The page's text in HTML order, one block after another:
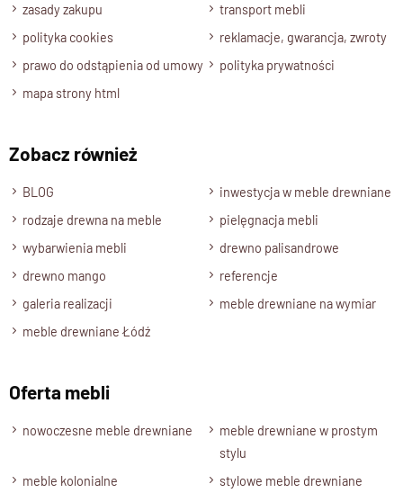
Wyrafinowane Wykończenie
nadaje bibliotece subtelnego blasku, podkreślając
jednocześnie naturalną strukturę drewna. To połączenie
wpisuje się zarówno w klasyczne, jak i nowoczesne wnętrza
Indyjska Biblioteka drewniana ręcznie rzeżbiona, to nie
tylko mebel, ale prawdziwe dzieło sztuki, które wzbogaci
indywidualnego charakteru.
Specyfikacja techniczna modelu
Wykończenie
Lakier półmatowy
Indyjski , orientalny
zasady zakupu
transport mebli
polityka cookies
reklamacje, gwarancja, zwroty
prawo do odstąpienia od umowy
polityka prywatności
mapa strony html
Zobacz również
BLOG
inwestycja w meble drewniane
rodzaje drewna na meble
pielęgnacja mebli
wybarwienia mebli
drewno palisandrowe
drewno mango
referencje
galeria realizacji
meble drewniane na wymiar
meble drewniane Łódź
Oferta mebli
nowoczesne meble drewniane
meble drewniane w prostym
stylu
meble kolonialne
stylowe meble drewniane